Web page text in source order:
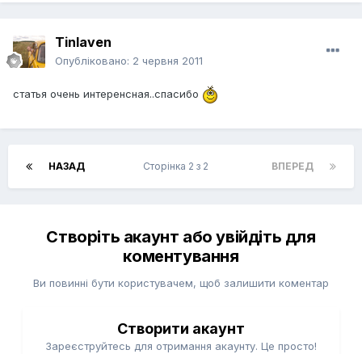
Tinlaven
Опубліковано: 2 червня 2011
статья очень интеренсная..спасибо
НАЗАД ВПЕРЕД
Сторінка 2 з 2
Створіть акаунт або увійдіть для
коментування
Ви повинні бути користувачем, щоб залишити коментар
Створити акаунт
Зареєструйтесь для отримання акаунту. Це просто!